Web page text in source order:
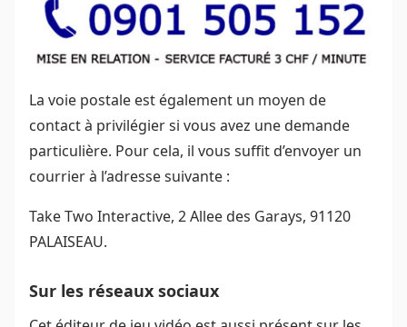
La voie postale est également un moyen de
contact à privilégier si vous avez une demande
particulière. Pour cela, il vous suffit d’envoyer un
courrier à l’adresse suivante :
Take Two Interactive, 2 Allee des Garays, 91120
PALAISEAU.
Sur les réseaux sociaux